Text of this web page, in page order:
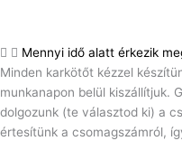
Mennyi idő alatt érkezik
Minden karkötőt kézzel
munkanapon belül kiszállítjuk.
dolgozunk (te választod ki) a
értesítünk a csomagszámról,